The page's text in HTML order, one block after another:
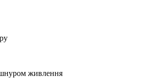
шнуром живлення